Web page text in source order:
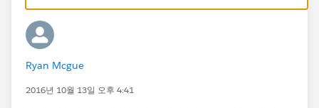
Ryan Mcgue
2016년 10월 13일 오후 4:41